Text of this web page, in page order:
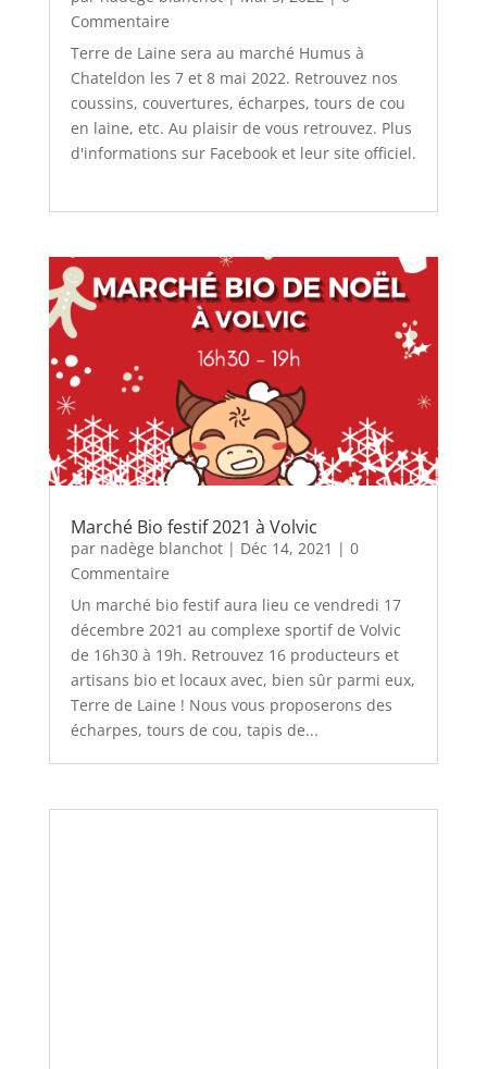
Commentaire
Terre de Laine sera au marché Humus à
Chateldon les 7 et 8 mai 2022. Retrouvez nos
coussins, couvertures, écharpes, tours de cou
en laine, etc. Au plaisir de vous retrouvez. Plus
d'informations sur Facebook et leur site officiel.
Marché Bio festif 2021 à Volvic
par nadège blanchot|Déc 14, 2021 | 0
Commentaire
Un marché bio festif aura lieu ce vendredi 17
décembre 2021 au complexe sportif de Volvic
de 16h30 à 19h. Retrouvez 16 producteurs et
artisans bio et locaux avec, bien sûr parmi eux,
Terre de Laine ! Nous vous proposerons des
écharpes, tours de cou, tapis de...